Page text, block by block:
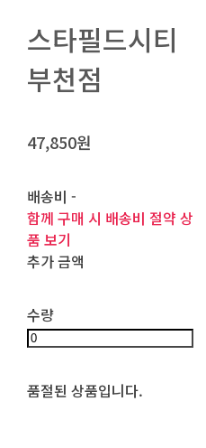
스타필드시티
부천점
47,850원
배송비 -
함께 구매 시 배송비 절약 상
품 보기
추가 금액
수량
품절된 상품입니다.